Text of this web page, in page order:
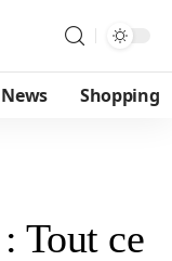
News Shopping
Tout ce